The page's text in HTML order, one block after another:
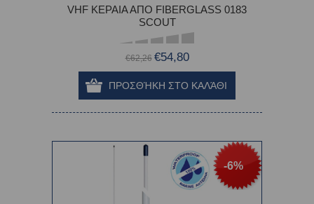
VHF ΚΕΡΑΙΑ ΑΠΟ FIBERGLASS 0183
SCOUT
€62,26 €54,80
-6%